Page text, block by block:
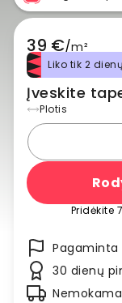
39 €/m²
Liko tik 2
Įveskite
Plotis
Pridėkite
Pagaminta
30 dienų